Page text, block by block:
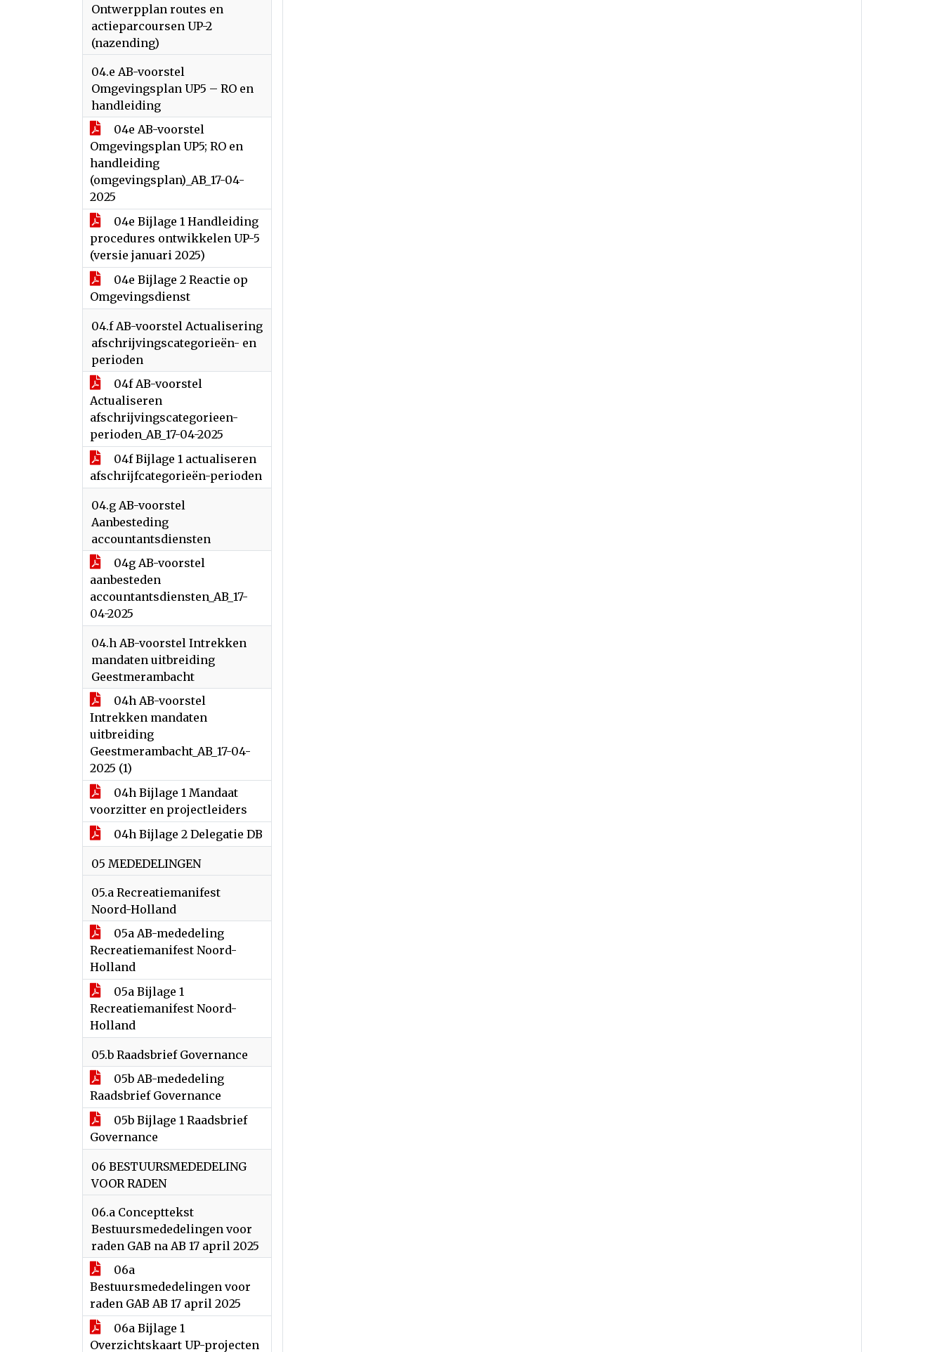
Ontwerpplan routes en
actieparcoursen UP-2
(nazending)
04.e AB-voorstel
Omgevingsplan UP5 – RO en
handleiding
04e AB-voorstel
Omgevingsplan UP5; RO en
handleiding
(omgevingsplan)_AB_17-04-
2025
04e Bijlage 1 Handleiding
procedures ontwikkelen UP-5
(versie januari 2025)
04e Bijlage 2 Reactie op
Omgevingsdienst
04.f AB-voorstel Actualisering
afschrijvingscategorieën- en
perioden
04f AB-voorstel
Actualiseren
afschrijvingscategorieen-
perioden_AB_17-04-2025
04f Bijlage 1 actualiseren
afschrijfcategorieën-perioden
04.g AB-voorstel
Aanbesteding
accountantsdiensten
04g AB-voorstel
aanbesteden
accountantsdiensten_AB_17-
04-2025
04.h AB-voorstel Intrekken
mandaten uitbreiding
Geestmerambacht
04h AB-voorstel
Intrekken mandaten
uitbreiding
Geestmerambacht_AB_17-04-
2025 (1)
04h Bijlage 1 Mandaat
voorzitter en projectleiders
04h Bijlage 2 Delegatie DB
05 MEDEDELINGEN
05.a Recreatiemanifest
Noord-Holland
05a AB-mededeling
Recreatiemanifest Noord-
Holland
05a Bijlage 1
Recreatiemanifest Noord-
Holland
05.b Raadsbrief Governance
05b AB-mededeling
Raadsbrief Governance
05b Bijlage 1 Raadsbrief
Governance
06 BESTUURSMEDEDELING
VOOR RADEN
06.a Concepttekst
Bestuursmededelingen voor
raden GAB na AB 17 april 2025
06a
Bestuursmededelingen voor
raden GAB AB 17 april 2025
06a Bijlage 1
Overzichtskaart UP-projecten